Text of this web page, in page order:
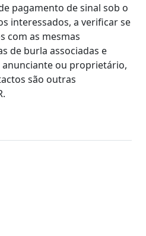
pagamento de sinal sob o
interessados, a verificar se
com as mesmas
de burla associadas e
ou proprietário,
são outras